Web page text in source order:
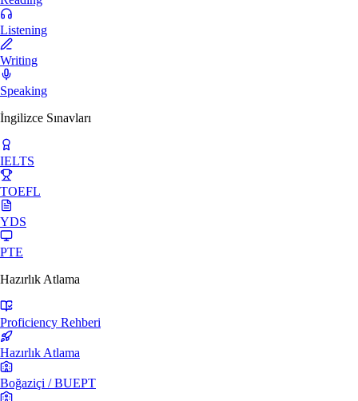
Listening
Writing
Speaking
İngilizce Sınavları
IELTS
TOEFL
YDS
PTE
Hazırlık Atlama
Proficiency Rehberi
Hazırlık Atlama
Boğaziçi / BUEPT